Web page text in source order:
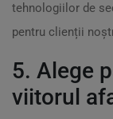
tehnologiilor de
pentru clienții
5. Alege
viitorul